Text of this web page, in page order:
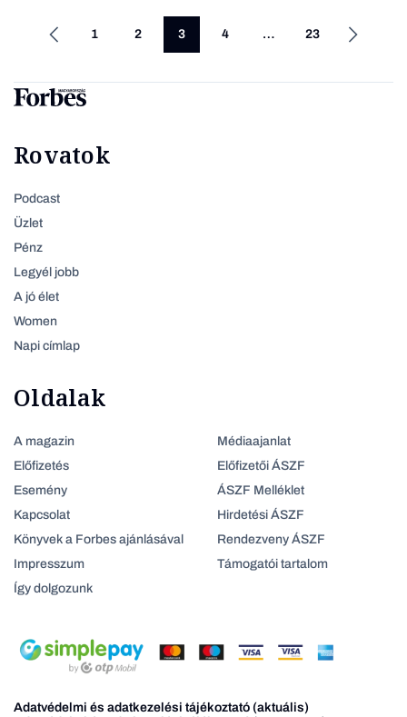
1 2 3 4 … 23
Rovatok
Podcast
Üzlet
Pénz
Legyél jobb
A jó élet
Women
Napi címlap
Oldalak
A magazin
Előfizetés
Esemény
Kapcsolat
Könyvek a Forbes ajánlásával
Impresszum
Így dolgozunk
Médiaajanlat
Előfizetői ÁSZF
ÁSZF Melléklet
Hirdetési ÁSZF
Rendezveny ÁSZF
Támogatói tartalom
Adatvédelmi és adatkezelési tájékoztató (aktuális)